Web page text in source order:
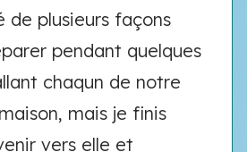
de plusieurs façons
pendant quelques
chaqun de notre
mais je finis
vers elle et